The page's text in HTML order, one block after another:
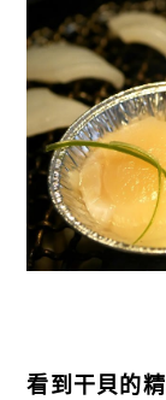
看到干貝的